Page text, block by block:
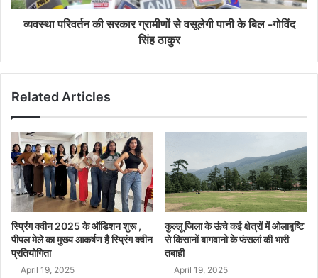
व्यवस्था परिवर्तन की सरकार ग्रामीणों से वसूलेगी पानी के बिल -गोविंद
सिंह ठाकुर
Related Articles
स्प्रिंग क्वीन 2025 के ऑडिशन शुरू ,
पीपल मेले का मुख्य आकर्षण है स्प्रिंग क्वीन
प्रतियोगिता
April 19, 2025
कुल्लू जिला के ऊंचे कई क्षेत्रों में ओलाबृष्टि
से किसानों बागवानो के फंसलां की भारी
तबाही
April 19, 2025